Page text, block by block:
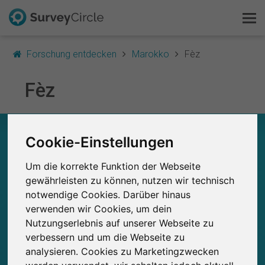
Cookie-Einstellungen
Um die korrekte Funktion der Webseite
gewährleisten zu können, nutzen wir technisch
notwendige Cookies. Darüber hinaus
verwenden wir Cookies, um dein
Nutzungserlebnis auf unserer Webseite zu
verbessern und um die Webseite zu
analysieren. Cookies zu Marketingzwecken
Forschung entdecken Marokko Fèz
Fèz
0
Bisher bei SurveyCircle veröffentlichte
Studien
0
Aktuell bei SurveyCircle veröffentlichte
Studien
0
Studienteilnahmen
Forschung entdecken
FAQ
Kostenlos registrieren
Anmelden